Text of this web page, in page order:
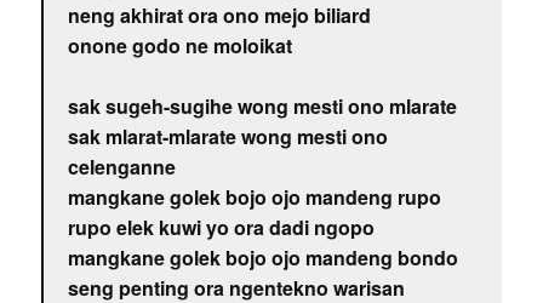
neng akhirat ora ono mejo biliard
onone godo ne moloikat
sak sugeh-sugihe wong mesti ono mlarate
sak mlarat-mlarate wong mesti ono
celenganne
mangkane golek bojo ojo mandeng rupo
rupo elek kuwi yo ora dadi ngopo
mangkane golek bojo ojo mandeng bondo
seng penting ora ngentekno warisan